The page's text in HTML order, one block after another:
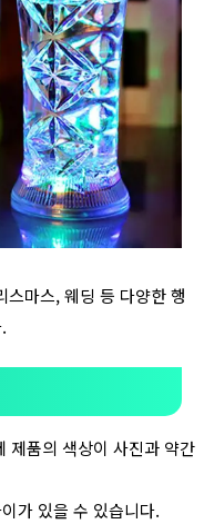
마스, 웨딩 등 다양한 행
제품의 색상이 사진과 약간
가 있을 수 있습니다.